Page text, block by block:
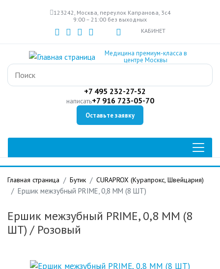
к
основному
содержанию
123242, Москва, переулок Капранова, 3с4
9:00 – 21:00 без выходных
КАБИНЕТ
Медицина премиум-класса в
центре Москвы
+7 495 232-27-52
написать+7 916 723-05-70
Оставьте заявку
Главная страница Бутик CURAPROX (Курапрокс, Швейцария)
Ершик межзубный PRIME, 0,8 ММ (8 ШТ)
Ершик межзубный PRIME, 0,8 ММ (8
ШТ) / Розовый